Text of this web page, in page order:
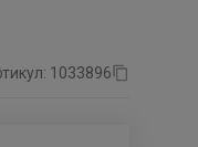
1033896